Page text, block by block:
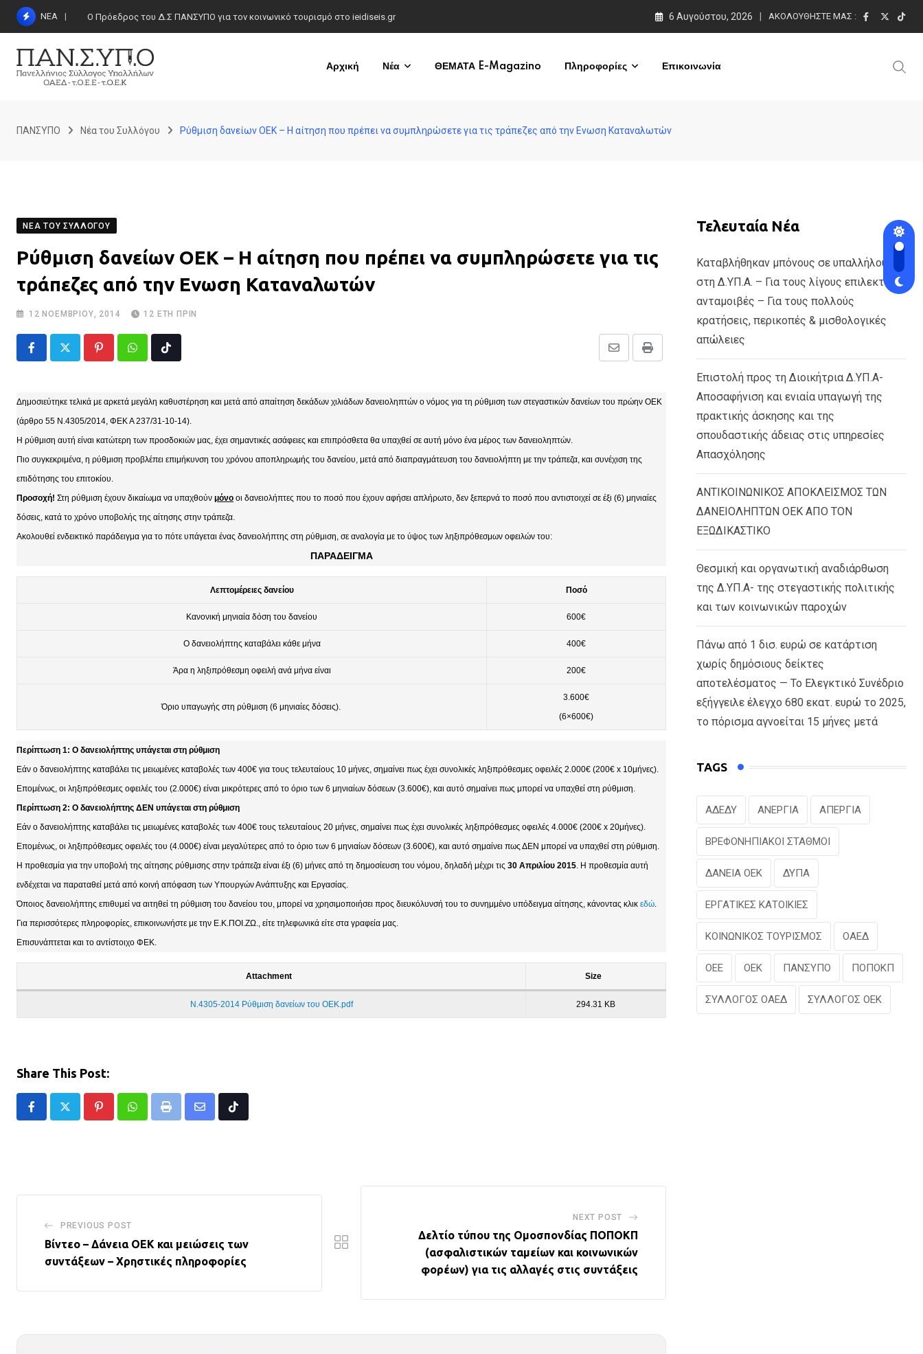
Skip
content
ΝΕΑ Ο Πρόεδρος του Δ.Σ ΠΑΝΣΥΠΟ για τον κοινωνικό τουρισμό στο ieidiseis.gr 6 Αυγούστου, 2026 ΑΚΟΛΟΥΘΉΣΤΕ ΜΑΣ :
Αρχική Νέα ΘΕΜΑΤΑ E-Magazino Πληροφορίες Επικοινωνία
ΠΑΝΣΥΠΟ Νέα του Συλλόγου Ρύθμιση δανείων ΟΕΚ – Η αίτηση που πρέπει να συμπληρώσετε για τις τράπεζες από την Ενωση Καταναλωτών
ΝΈΑ ΤΟΥ ΣΥΛΛΌΓΟΥ
Ρύθμιση δανείων ΟΕΚ – Η αίτηση που πρέπει να συμπληρώσετε για τις
τράπεζες από την Ενωση Καταναλωτών
12 ΝΟΕΜΒΡΊΟΥ, 2014 12 ΈΤΗ ΠΡΙΝ
PinterestWhatsapp Print
Share
Email
Tiktok
Δημοσιεύτηκε τελικά με αρκετά μεγάλη καθυστέρηση και μετά από απαίτηση δεκάδων χιλιάδων δανειοληπτών ο νόμος για τη ρύθμιση των στεγαστικών δανείων του πρώην ΟΕΚ
(άρθρο 55 Ν.4305/2014, ΦΕΚ Α 237/31-10-14).
Η ρύθμιση αυτή είναι κατώτερη των προσδοκιών μας, έχει σημαντικές ασάφειες και επιπρόσθετα θα υπαχθεί σε αυτή μόνο ένα μέρος των δανειοληπτών.
Πιο συγκεκριμένα, η ρύθμιση προβλέπει επιμήκυνση του χρόνου αποπληρωμής του δανείου, μετά από διαπραγμάτευση του δανειολήπτη με την τράπεζα, και συνέχιση της
επιδότησης του επιτοκίου.
Προσοχή! Στη ρύθμιση έχουν δικαίωμα να υπαχθούν μόνο οι δανειολήπτες που το ποσό που έχουν αφήσει απλήρωτο, δεν ξεπερνά το ποσό που αντιστοιχεί σε έξι (6) μηνιαίες
δόσεις, κατά το χρόνο υποβολής της αίτησης στην τράπεζα.
Ακολουθεί ενδεικτικό παράδειγμα για το πότε υπάγεται ένας δανειολήπτης στη ρύθμιση, σε αναλογία με το ύψος των ληξιπρόθεσμων οφειλών του:
ΠΑΡΑΔΕΙΓΜΑ
Λεπτομέρειες δανείου Ποσό
Κανονική μηνιαία δόση του δανείου 600€
Ο δανειολήπτης καταβάλει κάθε μήνα 400€
Άρα η ληξιπρόθεσμη οφειλή ανά μήνα είναι 200€
Όριο υπαγωγής στη ρύθμιση (6 μηνιαίες δόσεις).
3.600€
(6×600€)
Περίπτωση 1: Ο δανειολήπτης υπάγεται στη ρύθμιση
Εάν ο δανειολήπτης καταβάλει τις μειωμένες καταβολές των 400€ για τους τελευταίους 10 μήνες, σημαίνει πως έχει συνολικές ληξιπρόθεσμες οφειλές 2.000€ (200€ x 10μήνες).
Επομένως, οι ληξιπρόθεσμες οφειλές του (2.000€) είναι μικρότερες από το όριο των 6 μηνιαίων δόσεων (3.600€), και αυτό σημαίνει πως μπορεί να υπαχθεί στη ρύθμιση.
Περίπτωση 2: Ο δανειολήπτης ΔΕΝ υπάγεται στη ρύθμιση
Εάν ο δανειολήπτης καταβάλει τις μειωμένες καταβολές των 400€ τους τελευταίους 20 μήνες, σημαίνει πως έχει συνολικές ληξιπρόθεσμες οφειλές 4.000€ (200€ x 20μήνες).
Επομένως, οι ληξιπρόθεσμες οφειλές του (4.000€) είναι μεγαλύτερες από το όριο των 6 μηνιαίων δόσεων (3.600€), και αυτό σημαίνει πως ΔΕΝ μπορεί να υπαχθεί στη ρύθμιση.
Η προθεσμία για την υποβολή της αίτησης ρύθμισης στην τράπεζα είναι έξι (6) μήνες από τη δημοσίευση του νόμου, δηλαδή μέχρι τις 30 Απριλίου 2015. Η προθεσμία αυτή
ενδέχεται να παραταθεί μετά από κοινή απόφαση των Υπουργών Ανάπτυξης και Εργασίας.
Όποιος δανειολήπτης επιθυμεί να αιτηθεί τη ρύθμιση του δανείου του, μπορεί να χρησιμοποιήσει προς διευκόλυνσή του το συνημμένο υπόδειγμα αίτησης, κάνοντας κλικ εδώ.
Για περισσότερες πληροφορίες, επικοινωνήστε με την Ε.Κ.ΠΟΙ.ΖΩ., είτε τηλεφωνικά είτε στα γραφεία μας.
Επισυνάπτεται και το αντίστοιχο ΦΕΚ.
Attachment Size
Ν.4305-2014 Ρύθμιση δανείων του ΟΕΚ.pdf 294.31 KB
Share This Post:
PinterestWhatsappPrint
Share
Tiktok
PREVIOUS POST
Βίντεο – Δάνεια ΟΕΚ και μειώσεις των
συντάξεων – Χρηστικές πληροφορίες
NEXT POST
Δελτίο τύπου της Ομοσπονδίας ΠΟΠΟΚΠ
(ασφαλιστικών ταμείων και κοινωνικών
φορέων) για τις αλλαγές στις συντάξεις
Τελευταία Νέα
Καταβλήθηκαν μπόνους σε υπαλλήλους
στη Δ.ΥΠ.Α. – Για τους λίγους επιλεκτικές
ανταμοιβές – Για τους πολλούς
κρατήσεις, περικοπές & μισθολογικές
απώλειες
Επιστολή προς τη Διοικήτρια Δ.ΥΠ.Α-
Αποσαφήνιση και ενιαία υπαγωγή της
πρακτικής άσκησης και της
σπουδαστικής άδειας στις υπηρεσίες
Απασχόλησης
ΑΝΤΙΚΟΙΝΩΝΙΚΟΣ ΑΠΟΚΛΕΙΣΜΟΣ ΤΩΝ
ΔΑΝΕΙΟΛΗΠΤΩΝ ΟΕΚ ΑΠΟ ΤΟΝ
ΕΞΩΔΙΚΑΣΤΙΚΟ
Θεσμική και οργανωτική αναδιάρθωση
της Δ.ΥΠ.Α- της στεγαστικής πολιτικής
και των κοινωνικών παροχών
Πάνω από 1 δισ. ευρώ σε κατάρτιση
χωρίς δημόσιους δείκτες
αποτελέσματος — Το Ελεγκτικό Συνέδριο
εξήγγειλε έλεγχο 680 εκατ. ευρώ το 2025,
το πόρισμα αγνοείται 15 μήνες μετά
TAGS
ΑΔΕΔΥ ΑΝΕΡΓΙΑ ΑΠΕΡΓΙΑ
ΒΡΕΦΟΝΗΠΙΑΚΟΙ ΣΤΑΘΜΟΙ
ΔΑΝΕΙΑ ΟΕΚ ΔΥΠΑ
ΕΡΓΑΤΙΚΕΣ ΚΑΤΟΙΚΙΕΣ
ΚΟΙΝΩΝΙΚΟΣ ΤΟΥΡΙΣΜΟΣ ΟΑΕΔ
ΟΕΕ ΟΕΚ ΠΑΝΣΥΠΟ ΠΟΠΟΚΠ
ΣΥΛΛΟΓΟΣ ΟΑΕΔ ΣΥΛΛΟΓΟΣ ΟΕΚ